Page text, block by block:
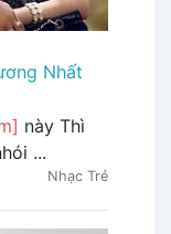
Nhất
này Thì
...
Nhạc Trẻ